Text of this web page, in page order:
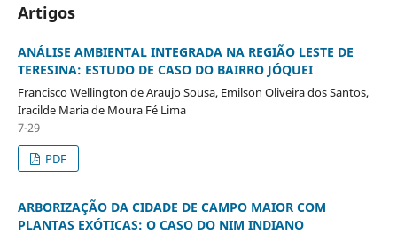
Artigos
ANÁLISE AMBIENTAL INTEGRADA NA REGIÃO LESTE DE
TERESINA: ESTUDO DE CASO DO BAIRRO JÓQUEI
Francisco Wellington de Araujo Sousa, Emilson Oliveira dos Santos,
Iracilde Maria de Moura Fé Lima
7-29
PDF
ARBORIZAÇÃO DA CIDADE DE CAMPO MAIOR COM
PLANTAS EXÓTICAS: O CASO DO NIM INDIANO